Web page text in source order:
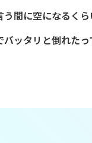
間に空になるくら
ッタリと倒れた